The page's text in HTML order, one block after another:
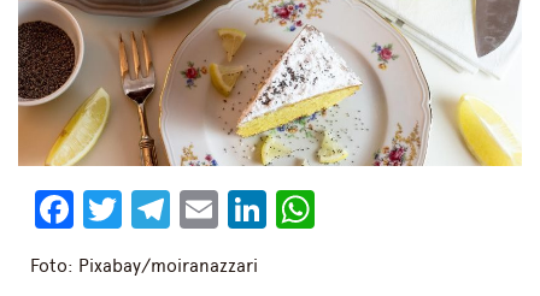
Facebook
Twitter
Telegram
EmailLinkedIn
Foto: Pixabay/moiranazzari